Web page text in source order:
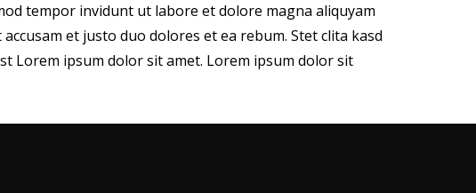
tempor invidunt ut labore et dolore magna aliquyam
et justo duo dolores et ea rebum. Stet clita kasd
Lorem ipsum dolor sit amet. Lorem ipsum dolor sit